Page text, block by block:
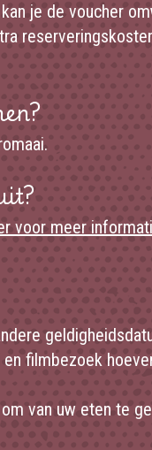
je de voucher
voor meer
filmbezoek
van uw eten te